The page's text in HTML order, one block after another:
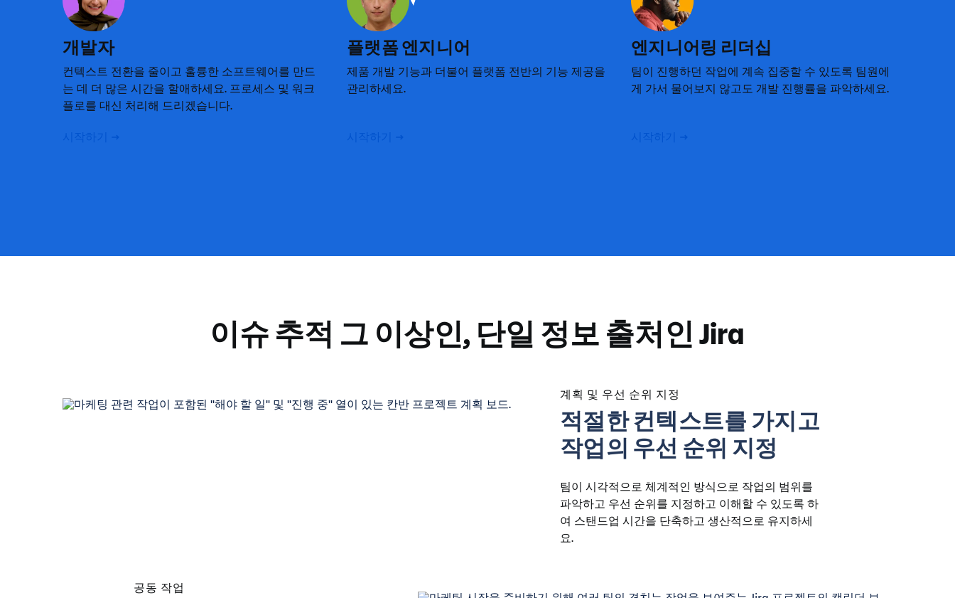
개발자
컨텍스트 전환을 줄이고 훌륭한 소프트웨어를 만드
는 데 더 많은 시간을 할애하세요. 프로세스 및 워크
플로를 대신 처리해 드리겠습니다.
시작하기
플랫폼 엔지니어
제품 개발 기능과 더불어 플랫폼 전반의 기능 제공을
관리하세요.
시작하기
엔지니어링 리더십
팀이 진행하던 작업에 계속 집중할 수 있도록 팀원에
게 가서 물어보지 않고도 개발 진행률을 파악하세요.
시작하기
이슈 추적 그 이상인, 단일 정보 출처인 Jira
계획 및 우선 순위 지정
적절한 컨텍스트를 가지고
작업의 우선 순위 지정
팀이 시각적으로 체계적인 방식으로 작업의 범위를
파악하고 우선 순위를 지정하고 이해할 수 있도록 하
여 스탠드업 시간을 단축하고 생산적으로 유지하세
요.
공동 작업